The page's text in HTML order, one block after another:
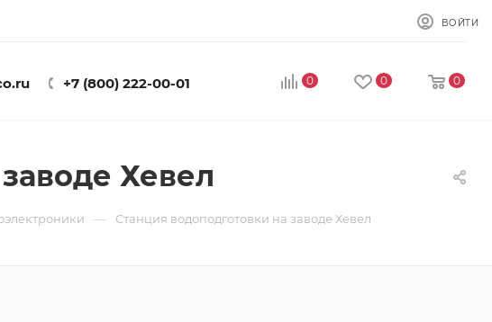
ВОЙТИ
+7 (800) 222-00-01 0 0 0
Хевел
— Станция водоподготовки на заводе Хевел